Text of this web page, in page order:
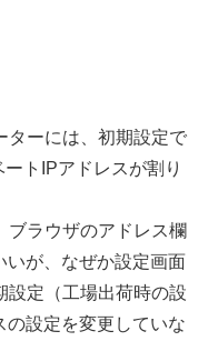
ターには、初期設定で
トIPアドレスが割り
ブラウザのアドレス欄
いが、なぜか設定画面
設定（工場出荷時の設
の設定を変更していな